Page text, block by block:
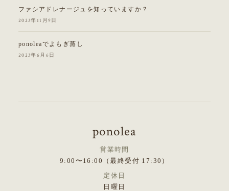
ファシアドレナージュを知っていますか？
2023年11月9日
ponoleaでよもぎ蒸し
2023年6月6日
ponolea
営業時間
9:00〜16:00（最終受付 17:30）
定休日
日曜日